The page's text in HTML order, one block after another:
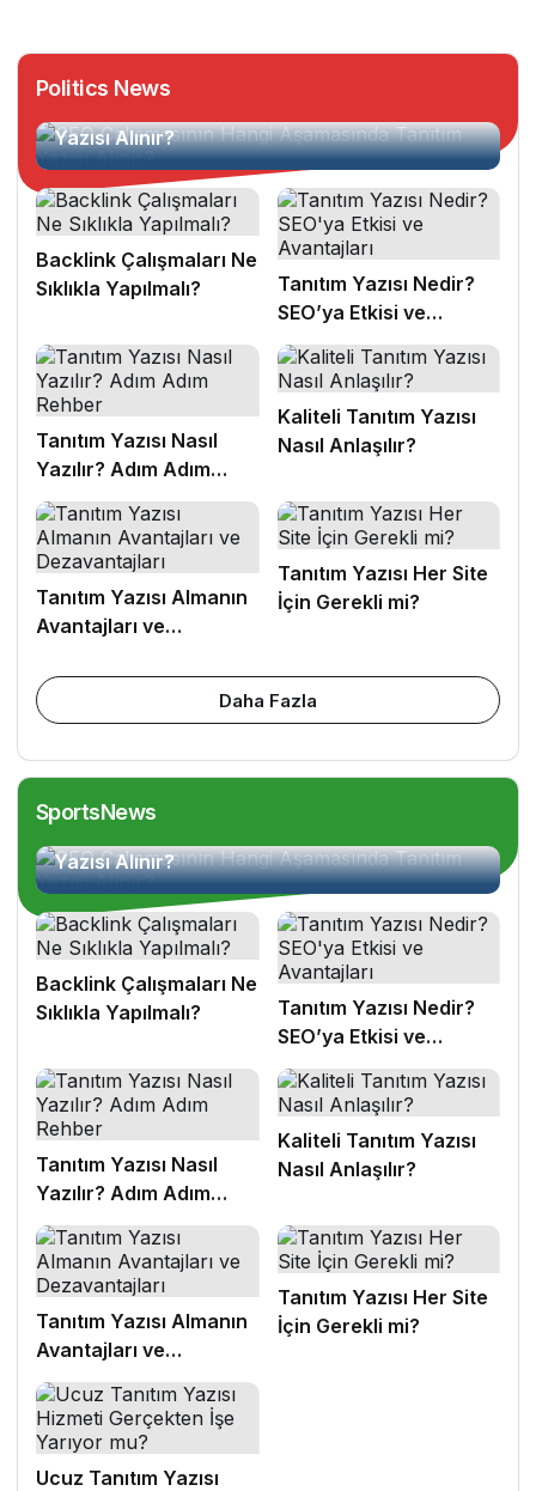
Politics News
Yazısı Alınır?
Backlink Çalışmaları Ne
Sıklıkla Yapılmalı?
Tanıtım Yazısı Nedir?
SEO’ya Etkisi ve
Avantajları
Tanıtım Yazısı Nasıl
Yazılır? Adım Adım
Rehber
Kaliteli Tanıtım Yazısı
Nasıl Anlaşılır?
Tanıtım Yazısı Almanın
Avantajları ve
Tanıtım Yazısı Her Site
İçin Gerekli mi?
Daha Fazla
SportsNews
Yazısı Alınır?
Backlink Çalışmaları Ne
Sıklıkla Yapılmalı?
Tanıtım Yazısı Nedir?
SEO’ya Etkisi ve
Avantajları
Tanıtım Yazısı Nasıl
Yazılır? Adım Adım
Rehber
Kaliteli Tanıtım Yazısı
Nasıl Anlaşılır?
Tanıtım Yazısı Almanın
Avantajları ve
Dezavantajları
Tanıtım Yazısı Her Site
İçin Gerekli mi?
Ucuz Tanıtım Yazısı